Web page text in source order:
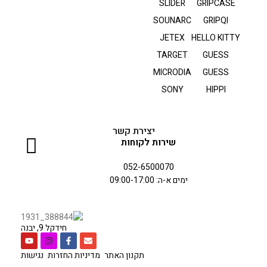
GRIPCASE
GRIPQI
HELLO KITTY
GUESS
GUESS
HIPPI
SLIDER
SOUNARC
JETEX
TARGET
MICRODIA
SONY
יצירת קשר
שירות לקוחות
052-6500070
ימים א-ה: 09:00-17:00
חידקל 9, יבנה
תקנון האתר מדיניות החזרות נגישות